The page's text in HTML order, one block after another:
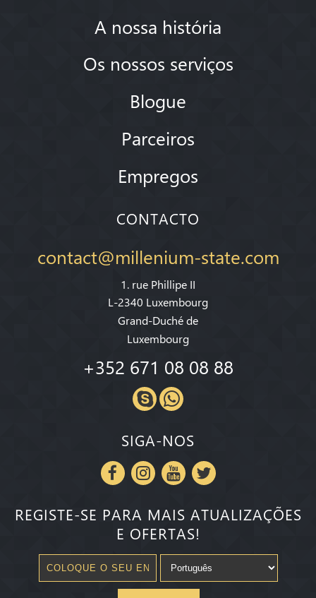
A nossa história
Os nossos serviços
Blogue
Parceiros
Empregos
CONTACTO
contact@millenium-state.com
1. rue Phillipe II
L-2340 Luxembourg
Grand-Duché de
Luxembourg
+352 671 08 08 88
SIGA-NOS
REGISTE-SE PARA MAIS ATUALIZAÇÕES
E OFERTAS!